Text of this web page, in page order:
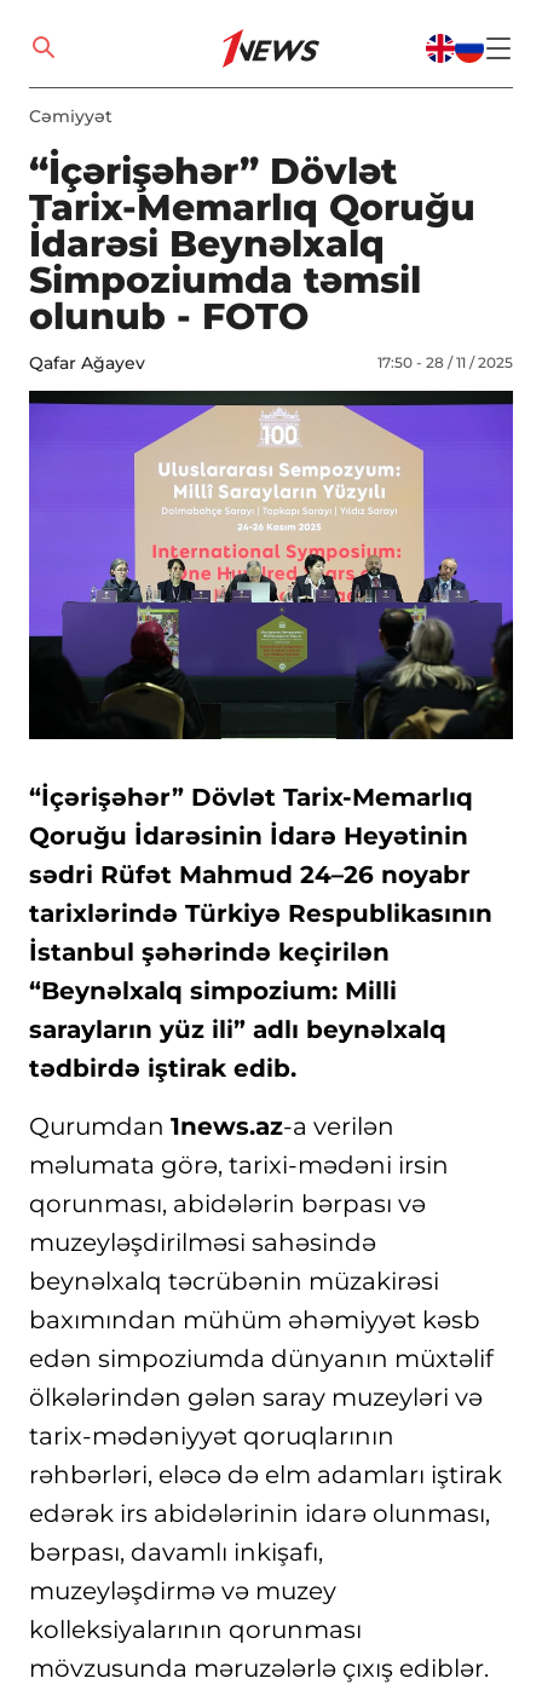
Cəmiyyət
“İçərişəhər” Dövlət
Tarix-Memarlıq Qoruğu
İdarəsi Beynəlxalq
Simpoziumda təmsil
olunub - FOTO
Qafar Ağayev 17:50 - 28 / 11 / 2025
“İçərişəhər” Dövlət Tarix-Memarlıq
Qoruğu İdarəsinin İdarə Heyətinin
sədri Rüfət Mahmud 24–26 noyabr
tarixlərində Türkiyə Respublikasının
İstanbul şəhərində keçirilən
“Beynəlxalq simpozium: Milli
sarayların yüz ili” adlı beynəlxalq
tədbirdə iştirak edib.
Qurumdan 1news.az-a verilən
məlumata görə, tarixi-mədəni irsin
qorunması, abidələrin bərpası və
muzeyləşdirilməsi sahəsində
beynəlxalq təcrübənin müzakirəsi
baxımından mühüm əhəmiyyət kəsb
edən simpoziumda dünyanın müxtəlif
ölkələrindən gələn saray muzeyləri və
tarix-mədəniyyət qoruqlarının
rəhbərləri, eləcə də elm adamları iştirak
edərək irs abidələrinin idarə olunması,
bərpası, davamlı inkişafı,
muzeyləşdirmə və muzey
kolleksiyalarının qorunması
mövzusunda məruzələrlə çıxış ediblər.